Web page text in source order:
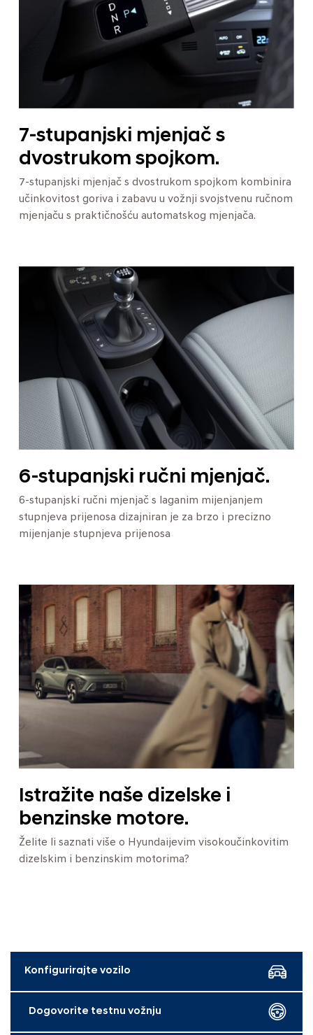
7-stupanjski mjenjač s
dvostrukom spojkom.
7-stupanjski mjenjač s dvostrukom spojkom kombinira
učinkovitost goriva i zabavu u vožnji svojstvenu ručnom
mjenjaču s praktičnošću automatskog mjenjača.
6-stupanjski ručni mjenjač.
6-stupanjski ručni mjenjač s laganim mijenjanjem
stupnjeva prijenosa dizajniran je za brzo i precizno
mijenjanje stupnjeva prijenosa
Istražite naše dizelske i
benzinske motore.
Želite li saznati više o Hyundaijevim visokoučinkovitim
dizelskim i benzinskim motorima?
Konfigurirajte vozilo
Dogovorite testnu vožnju